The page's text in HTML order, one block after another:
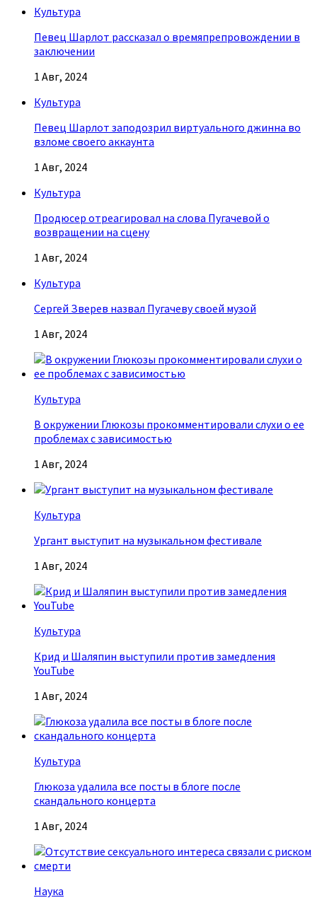
Культура
Певец Шарлот рассказал о времяпрепровождении в
заключении
1 Авг, 2024
Культура
Певец Шарлот заподозрил виртуального джинна во
взломе своего аккаунта
1 Авг, 2024
Культура
Продюсер отреагировал на слова Пугачевой о
возвращении на сцену
1 Авг, 2024
Культура
Сергей Зверев назвал Пугачеву своей музой
1 Авг, 2024
Культура
В окружении Глюкозы прокомментировали слухи о ее
проблемах с зависимостью
1 Авг, 2024
Культура
Ургант выступит на музыкальном фестивале
1 Авг, 2024
Культура
Крид и Шаляпин выступили против замедления
YouTube
1 Авг, 2024
Культура
Глюкоза удалила все посты в блоге после
скандального концерта
1 Авг, 2024
Наука